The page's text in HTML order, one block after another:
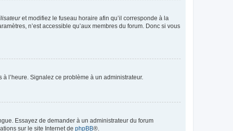
et modifiez le fuseau horaire afin qu’il corresponde à la
n’est accessible qu’aux membres du forum. Donc si vous
l’heure. Signalez ce problème à un administrateur.
Essayez de demander à un administrateur du forum
sur le site Internet de phpBB®.